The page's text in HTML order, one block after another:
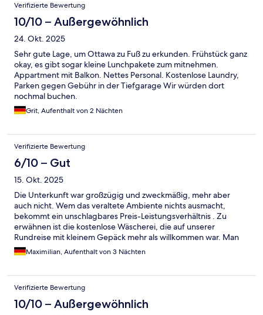
Verifizierte Bewertung
10/10 – Außergewöhnlich
24. Okt. 2025
Sehr gute Lage, um Ottawa zu Fuß zu erkunden. Frühstück ganz
okay, es gibt sogar kleine Lunchpakete zum mitnehmen.
Appartment mit Balkon. Nettes Personal. Kostenlose Laundry,
Parken gegen Gebühr in der Tiefgarage Wir würden dort
nochmal buchen.
Grit, Aufenthalt von 2 Nächten
Verifizierte Bewertung
6/10 – Gut
15. Okt. 2025
Die Unterkunft war großzügig und zweckmäßig, mehr aber
auch nicht. Wem das veraltete Ambiente nichts ausmacht,
bekommt ein unschlagbares Preis-Leistungsverhältnis . Zu
erwähnen ist die kostenlose Wäscherei, die auf unserer
Rundreise mit kleinem Gepäck mehr als willkommen war. Man
bekommt auch ein kostenloses Frühstück. Zumindestens der
Kaffee war sehr gut.
Maximilian, Aufenthalt von 3 Nächten
Verifizierte Bewertung
10/10 – Außergewöhnlich